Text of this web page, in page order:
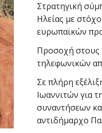
Στρατηγική
Ηλείας με
ευρωπαϊκών
Προσοχή στους
τηλεφωνικών
Σε πλήρη
Ιωαννιτών για
συναντήσεων
αντιδήμαρχο